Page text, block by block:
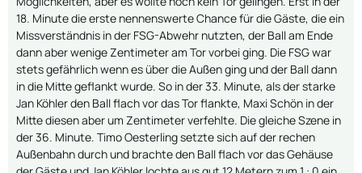
18. Minute die erste nennenswerte Chance für die Gäste, die ein
Missverständnis in der FSG-Abwehr nutzten, der Ball am Ende
dann aber wenige Zentimeter am Tor vorbei ging. Die FSG war
stets gefährlich wenn es über die Außen ging und der Ball dann
in die Mitte geflankt wurde. So in der 33. Minute, als der starke
Jan Köhler den Ball flach vor das Tor flankte, Maxi Schön in der
Mitte diesen aber um Zentimeter verfehlte. Die gleiche Szene in
der 36. Minute. Timo Oesterling setzte sich auf der rechen
Außenbahn durch und brachte den Ball flach vor das Gehäuse